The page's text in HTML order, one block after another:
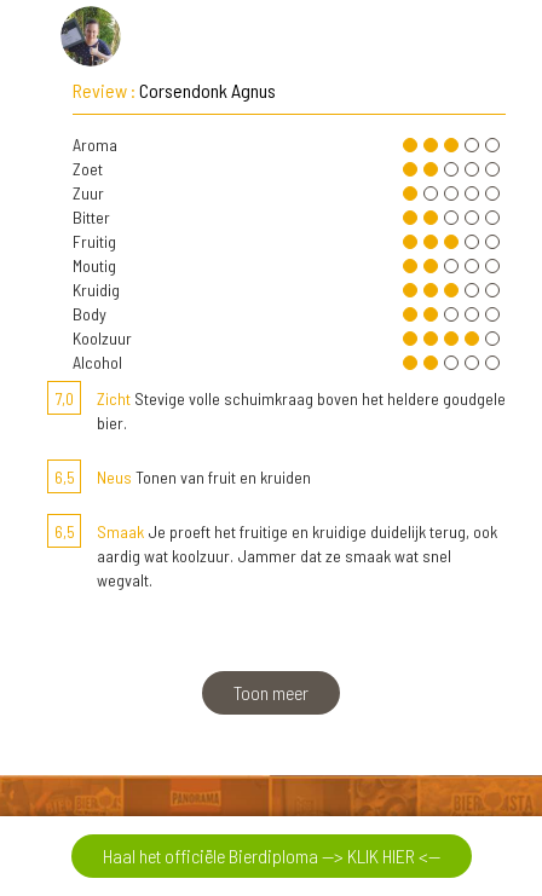
Review : Corsendonk Agnus
Aroma
Zoet
Zuur
Bitter
Fruitig
Moutig
Kruidig
Body
Koolzuur
Alcohol
7,0
Zicht Stevige volle schuimkraag boven het heldere goudgele
bier.
6,5 Neus Tonen van fruit en kruiden
6,5 Smaak Je proeft het fruitige en kruidige duidelijk terug, ook
aardig wat koolzuur. Jammer dat ze smaak wat snel
wegvalt.
Toon meer
Haal het officiële Bierdiploma --> KLIK HIER <--